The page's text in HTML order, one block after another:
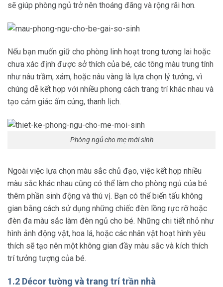
sẽ giúp phòng ngủ trở nên thoáng đãng và rộng rãi hơn.
Nếu bạn muốn giữ cho phòng linh hoạt trong tương lai hoặc
chưa xác định được sở thích của bé, các tông màu trung tính
như nâu trầm, xám, hoặc nâu vàng là lựa chọn lý tưởng, vì
chúng dễ kết hợp với nhiều phong cách trang trí khác nhau và
tạo cảm giác ấm cúng, thanh lịch.
Phòng ngủ cho mẹ mới sinh
Ngoài việc lựa chọn màu sắc chủ đạo, việc kết hợp nhiều
màu sắc khác nhau cũng có thể làm cho phòng ngủ của bé
thêm phần sinh động và thú vị. Bạn có thể biến tấu không
gian bằng cách sử dụng những chiếc đèn lồng rực rỡ hoặc
đèn đa màu sắc làm đèn ngủ cho bé. Những chi tiết nhỏ như
hình ảnh động vật, hoa lá, hoặc các nhân vật hoạt hình yêu
thích sẽ tạo nên một không gian đầy màu sắc và kích thích
trí tưởng tượng của bé.
1.2 Décor tường và trang trí trần nhà